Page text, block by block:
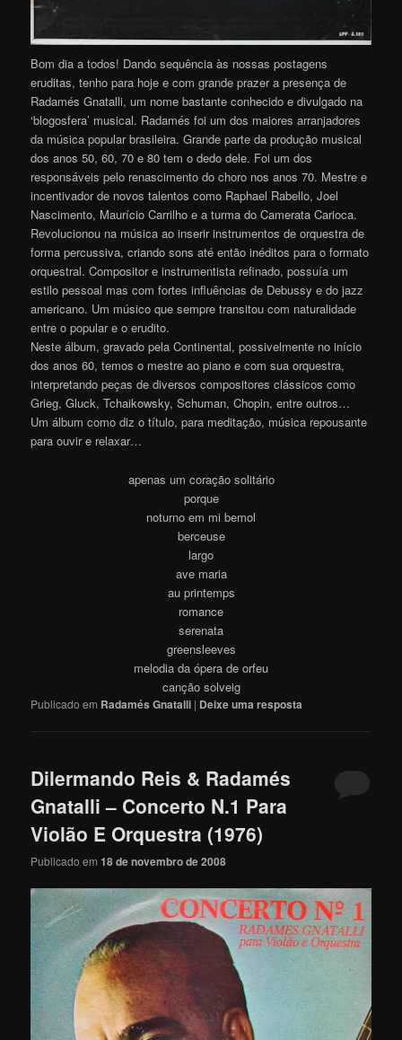
Bom dia a todos! Dando sequência às nossas postagens
eruditas, tenho para hoje e com grande prazer a presença de
Radamés Gnatalli, um nome bastante conhecido e divulgado na
‘blogosfera’ musical. Radamés foi um dos maiores arranjadores
da música popular brasileira. Grande parte da produção musical
dos anos 50, 60, 70 e 80 tem o dedo dele. Foi um dos
responsáveis pelo renascimento do choro nos anos 70. Mestre e
incentivador de novos talentos como Raphael Rabello, Joel
Nascimento, Maurício Carrilho e a turma do Camerata Carioca.
Revolucionou na música ao inserir instrumentos de orquestra de
forma percussiva, criando sons até então inéditos para o formato
orquestral. Compositor e instrumentista refinado, possuía um
estilo pessoal mas com fortes influências de Debussy e do jazz
americano. Um músico que sempre transitou com naturalidade
entre o popular e o erudito.
Neste álbum, gravado pela Continental, possivelmente no início
dos anos 60, temos o mestre ao piano e com sua orquestra,
interpretando peças de diversos compositores clássicos como
Grieg, Gluck, Tchaikowsky, Schuman, Chopin, entre outros…
Um álbum como diz o título, para meditação, música repousante
para ouvir e relaxar…
apenas um coração solitário
porque
noturno em mi bemol
berceuse
largo
ave maria
au printemps
romance
serenata
greensleeves
melodia da ópera de orfeu
canção solveig
Publicado em Radamés Gnatalli | Deixe uma resposta
Dilermando Reis & Radamés
Gnatalli – Concerto N.1 Para
Violão E Orquestra (1976)
Publicado em18 de novembro de 2008